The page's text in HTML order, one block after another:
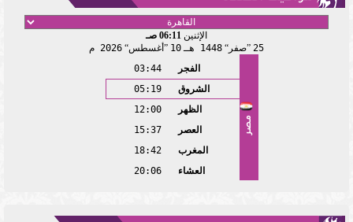
الإثنين 06:11 صـ
25 صفر 1448 هـ 10 أغسطس 2026 م
مصر
الفجر
03:44
الشروق
05:19
الظهر
12:00
العصر
15:37
المغرب
18:42
العشاء
20:06